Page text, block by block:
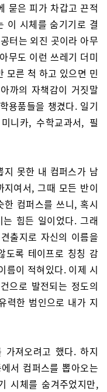
묻은 피가 차갑고 끈적
이 시체를 숨기기로 결
터는 외진 곳이라 아무
무도 이런 쓰레기 더미
모른 척 하고 있으면 민
까의 자책감이 거짓말
용품들을 챙겼다. 일기
니카, 수학교과서, 필
지 못한 내 컴퍼스가 남
여서, 그때 모든 반이
컴퍼스를 쓰니, 혹시
힘든 일이었다. 그래
출지로 자신의 이름을
도록 테이프로 칭칭 감
름이 적혀있다. 이제 시
으로 발전되는 정도의
력한 범인으로 내가 지
가져오려고 했다. 하지
서 컴퍼스를 뽑아오는
시체를 숨겨주었지만,